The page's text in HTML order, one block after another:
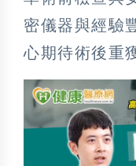
密儀器與經驗
心期待術後重